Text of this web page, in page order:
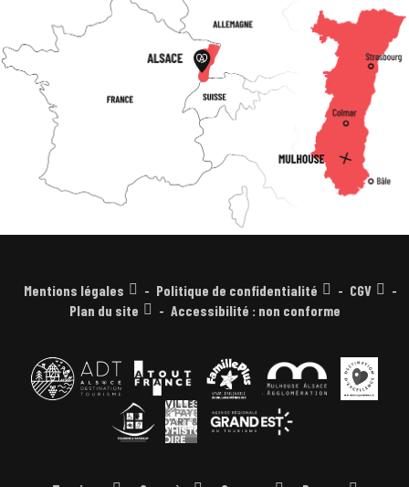
Mentions légales Politique de confidentialité
CGV
Plan du site
Accessibilité : non conforme